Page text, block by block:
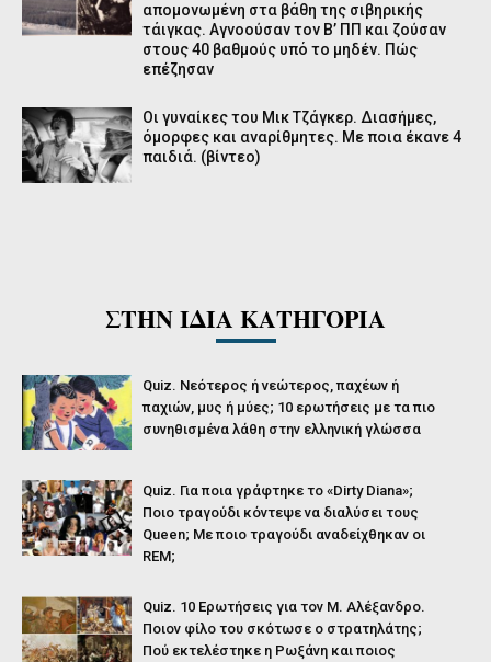
απομονωμένη στα βάθη της σιβηρικής
τάιγκας. Αγνοούσαν τον Β’ ΠΠ και ζούσαν
στους 40 βαθμούς υπό το μηδέν. Πώς
επέζησαν
Οι γυναίκες του Μικ Τζάγκερ. Διασήμες,
όμορφες και αναρίθμητες. Με ποια έκανε 4
παιδιά. (βίντεο)
ΣΤΗΝ ΙΔΙΑ ΚΑΤΗΓΟΡΙΑ
Quiz. Νεότερος ή νεώτερος, παχέων ή
παχιών, μυς ή μύες; 10 ερωτήσεις με τα πιο
συνηθισμένα λάθη στην ελληνική γλώσσα
Quiz. Για ποια γράφτηκε το «Dirty Diana»;
Ποιο τραγούδι κόντεψε να διαλύσει τους
Queen; Με ποιο τραγούδι αναδείχθηκαν οι
REM;
Quiz. 10 Ερωτήσεις για τον Μ. Αλέξανδρο.
Ποιον φίλο του σκότωσε ο στρατηλάτης;
Πού εκτελέστηκε η Ρωξάνη και ποιος